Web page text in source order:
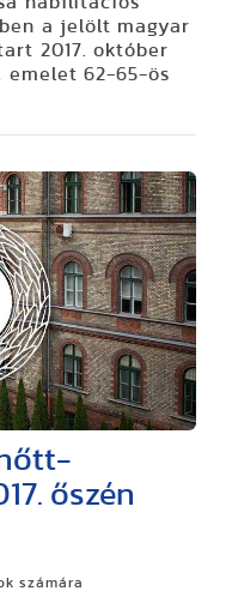
a jelölt magyar
2017. október
emelet 62-65-ös
őszén
számára